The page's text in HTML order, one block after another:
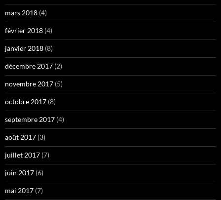
mars 2018 (4)
février 2018 (4)
janvier 2018 (8)
décembre 2017 (2)
novembre 2017 (5)
octobre 2017 (8)
septembre 2017 (4)
août 2017 (3)
juillet 2017 (7)
juin 2017 (6)
mai 2017 (7)